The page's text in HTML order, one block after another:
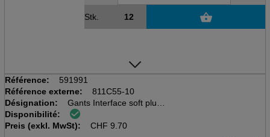
Stk.
Référence:
591991
Référence externe:
811C55-10
Désignation:
Gants Interface soft plus
taille XL/10, vert, longueur
46cm, en nitrile
Disponibilité:
Preis (exkl. MwSt):
CHF 9.70